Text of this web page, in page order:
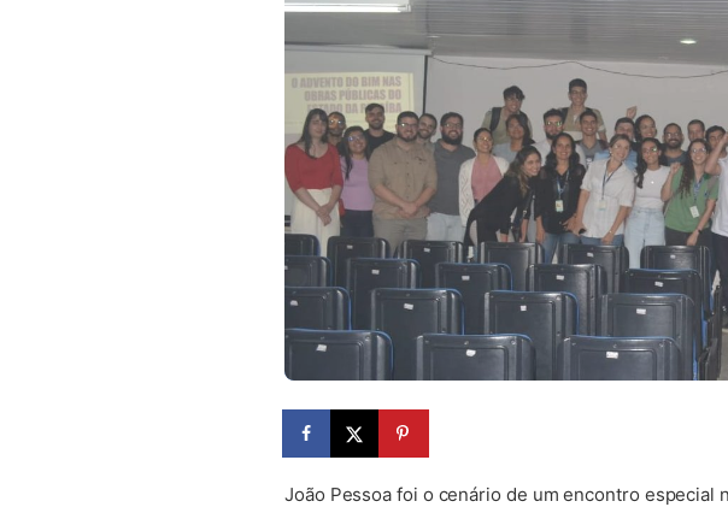
João Pessoa foi o cenário de um encontro especial